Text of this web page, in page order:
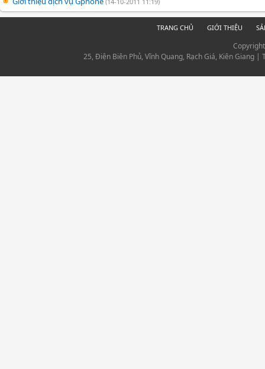
TRANG CHỦ GIỚI THIỆU
25, Điện Biên Phủ, Vĩnh Quang, Rạch Giá, Kiên Giang